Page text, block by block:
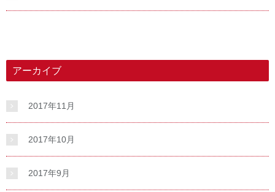
アーカイブ
2017年11月
2017年10月
2017年9月